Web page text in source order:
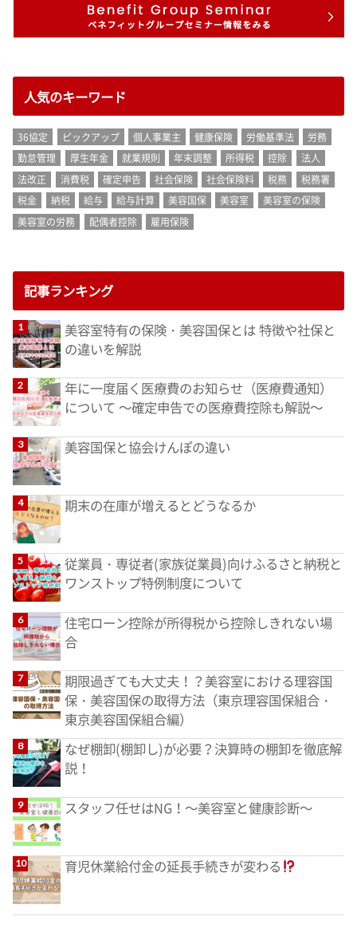
人気のキーワード
36協定 ピックアップ 個人事業主 健康保険 労働基準法
労務
勤怠管理
厚生年金 就業規則 年末調整 所得税 控除
法人
法改正
消費税 確定申告 社会保険 社会保険料 税務
税務署
税金
納税 給与 給与計算 美容国保 美容室
美容室の保険
美容室の労務
配偶者控除 雇用保険
記事ランキング
美容室特有の保険・美容国保とは 特徴や社保と
の違いを解説
年に一度届く医療費のお知らせ（医療費通知）
について ～確定申告での医療費控除も解説～
美容国保と協会けんぽの違い
期末の在庫が増えるとどうなるか
従業員・専従者(家族従業員)向けふるさと納税と
ワンストップ特例制度について
住宅ローン控除が所得税から控除しきれない場
合
期限過ぎても大丈夫！？美容室における理容国
保・美容国保の取得方法（東京理容国保組合・
東京美容国保組合編）
なぜ棚卸(棚卸し)が必要？決算時の棚卸を徹底解
説！
スタッフ任せはNG！～美容室と健康診断～
育児休業給付金の延長手続きが変わる